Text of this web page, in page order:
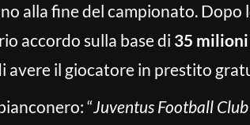
alla fine del campionato. Dopo
accordo sulla base di 35 milioni
avere il giocatore in prestito
“Juventus Football